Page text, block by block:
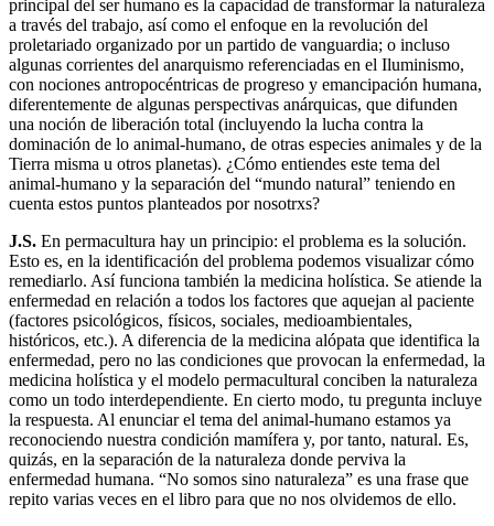
principal del ser humano es la capacidad de transformar la naturaleza
a través del trabajo, así como el enfoque en la revolución del
proletariado organizado por un partido de vanguardia; o incluso
algunas corrientes del anarquismo referenciadas en el Iluminismo,
con nociones antropocéntricas de progreso y emancipación humana,
diferentemente de algunas perspectivas anárquicas, que difunden
una noción de liberación total (incluyendo la lucha contra la
dominación de lo animal-humano, de otras especies animales y de la
Tierra misma u otros planetas). ¿Cómo entiendes este tema del
animal-humano y la separación del “mundo natural” teniendo en
cuenta estos puntos planteados por nosotrxs?
J.S. En permacultura hay un principio: el problema es la solución.
Esto es, en la identificación del problema podemos visualizar cómo
remediarlo. Así funciona también la medicina holística. Se atiende la
enfermedad en relación a todos los factores que aquejan al paciente
(factores psicológicos, físicos, sociales, medioambientales,
históricos, etc.). A diferencia de la medicina alópata que identifica la
enfermedad, pero no las condiciones que provocan la enfermedad, la
medicina holística y el modelo permacultural conciben la naturaleza
como un todo interdependiente. En cierto modo, tu pregunta incluye
la respuesta. Al enunciar el tema del animal-humano estamos ya
reconociendo nuestra condición mamífera y, por tanto, natural. Es,
quizás, en la separación de la naturaleza donde perviva la
enfermedad humana. “No somos sino naturaleza” es una frase que
repito varias veces en el libro para que no nos olvidemos de ello.